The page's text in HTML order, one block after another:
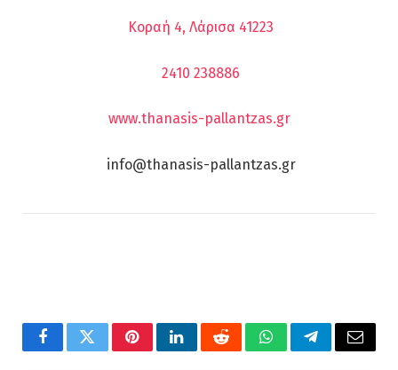
Κοραή 4, Λάρισα 41223
2410 238886
www.thanasis-pallantzas.gr
info@thanasis-pallantzas.gr
FacebookTwitterPinterestLinkedInRedditWhatsAppTelegramEmail